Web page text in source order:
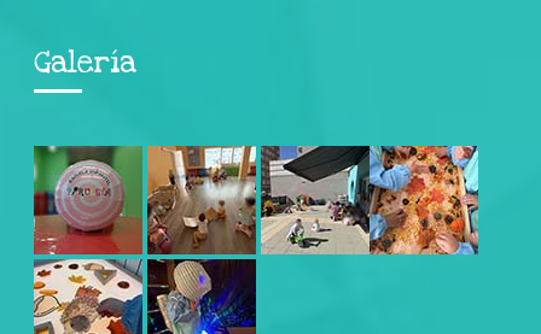
Galería